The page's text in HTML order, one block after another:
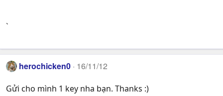
`
herochicken0 16/11/12
Gửi cho mình 1 key nha bạn. Thanks :)